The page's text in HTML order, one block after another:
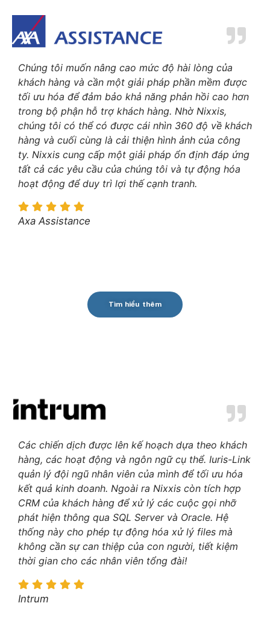
Chúng tôi muốn nâng cao mức độ hài lòng của
khách hàng và cần một giải pháp phần mềm được
tối ưu hóa để đảm bảo khả năng phản hồi cao hơn
trong bộ phận hỗ trợ khách hàng. Nhờ Nixxis,
chúng tôi có thể có được cái nhìn 360 độ về khách
hàng và cuối cùng là cải thiện hình ảnh của công
ty. Nixxis cung cấp một giải pháp ổn định đáp ứng
tất cả các yêu cầu của chúng tôi và tự động hóa
hoạt động để duy trì lợi thế cạnh tranh.
Axa Assistance
Tìm hiểu thêm
Các chiến dịch được lên kế hoạch dựa theo khách
hàng, các hoạt động và ngôn ngữ cụ thể. Iuris-Link
quản lý đội ngũ nhân viên của mình để tối ưu hóa
kết quả kinh doanh. Ngoài ra Nixxis còn tích hợp
CRM của khách hàng để xử lý các cuộc gọi nhỡ
phát hiện thông qua SQL Server và Oracle. Hệ
thống này cho phép tự động hóa xử lý files mà
không cần sự can thiệp của con người, tiết kiệm
thời gian cho các nhân viên tổng đài!
Intrum